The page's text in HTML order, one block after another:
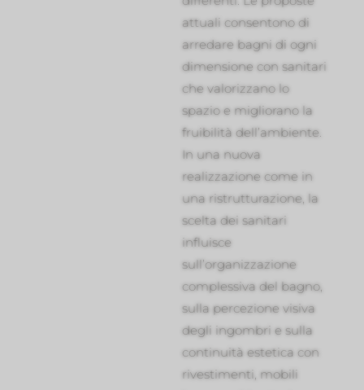
attuali consentono di
arredare bagni di ogni
dimensione con sanitari
che valorizzano lo
spazio e migliorano la
fruibilità dell’ambiente.
In una nuova
realizzazione come in
una ristrutturazione, la
scelta dei sanitari
influisce
sull’organizzazione
complessiva del bagno,
sulla percezione visiva
degli ingombri e sulla
continuità estetica con
rivestimenti, mobili